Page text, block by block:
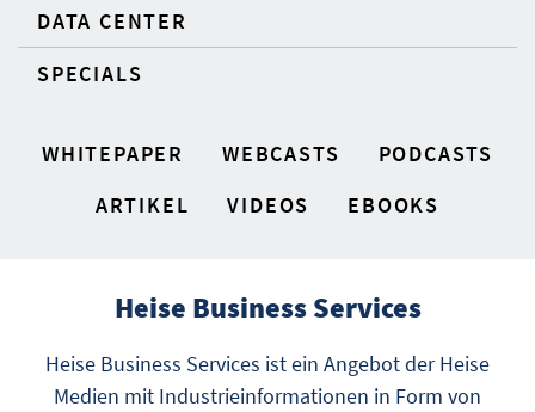
DATA CENTER
SPECIALS
WHITEPAPER WEBCASTS
PODCASTS
ARTIKEL
VIDEOS EBOOKS
Heise Business Services
Heise Business Services ist ein Angebot der Heise
Medien mit Industrieinformationen in Form von